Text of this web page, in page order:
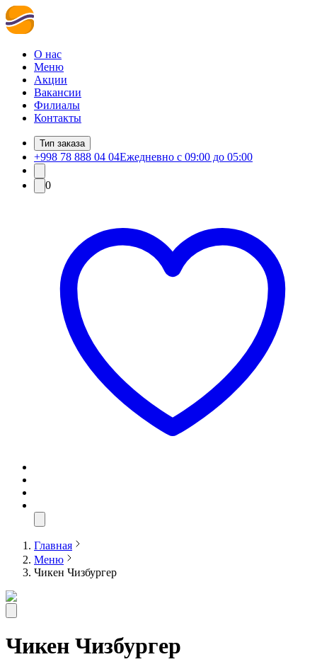
О нас
Меню
Акции
Вакансии
Филиалы
Контакты
Тип заказа
+998 78 888 04 04Ежедневно с 09:00 до 05:00
0
Главная
Меню
Чикен Чизбургер
Чикен Чизбургер